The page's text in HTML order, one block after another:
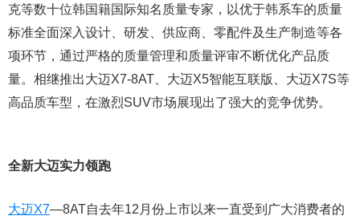
克等数十位韩国籍国际知名质量专家，以优于韩系车的质量
标准全面深入设计、研发、供应商、零配件及生产制造等各
项环节，通过严格的质量管理和质量评审不断优化产品质
量。相继推出大迈X7-8AT、大迈X5智能互联版、大迈X7S等
高品质车型，在激烈SUV市场展现出了强大的竞争优势。
全新大迈实力领跑
大迈X7—8AT自去年12月份上市以来一直受到广大消费者的